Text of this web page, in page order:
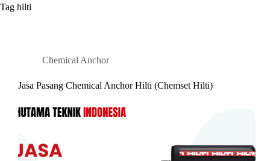
c
Tag hilti
Chemical Anchor
Jasa Pasang Chemical Anchor Hilti (Chemset Hilti)